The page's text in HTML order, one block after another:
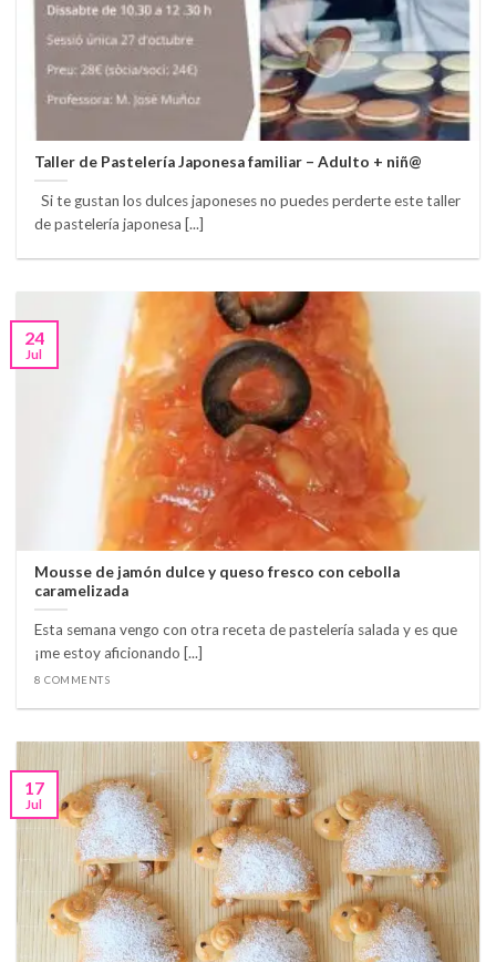
Taller de Pastelería Japonesa familiar – Adulto + niñ@
Si te gustan los dulces japoneses no puedes perderte este taller
de pastelería japonesa [...]
Mousse de jamón dulce y queso fresco con cebolla
caramelizada
Esta semana vengo con otra receta de pastelería salada y es que
¡me estoy aficionando [...]
8 COMMENTS
24
Jul
17
Jul